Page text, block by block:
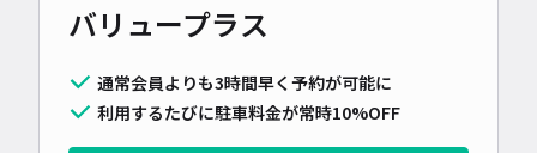
バリュープラス
通常会員よりも3時間早く予約が可能に
利用するたびに駐車料金が常時10%OFF